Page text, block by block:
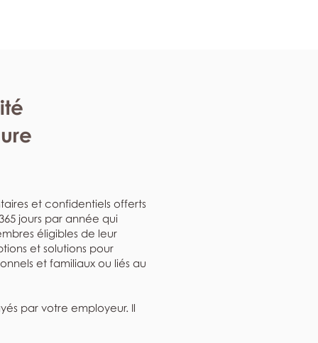
et confidentiels offerts
jours par année qui
éligibles de leur
et solutions pour
et familiaux ou liés au
par votre employeur. Il